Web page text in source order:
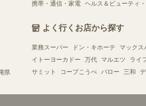
県
携帯・通信・家電 ヘルス＆ビューティ
よく行くお店から探す
業務スーパー ドン・キホーテ マックス
イトーヨーカドー
万代 マルエツ ライ
サミット
コープこうべ バロー 三和